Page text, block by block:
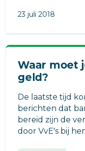
23 juli 2018
Waar moet
geld?
De laatste tijd
berichten dat
bereid zijn de
door VvE's bij